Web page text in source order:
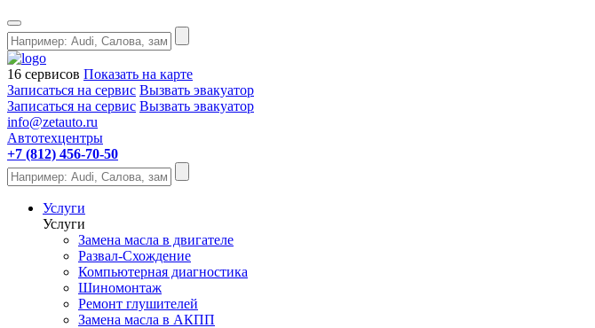
16 сервисов Показать на карте
Записаться на сервис Вызвать эвакуатор
Записаться на сервис Вызвать эвакуатор
info@zetauto.ru
Автотехцентры
+7 (812) 456-70-50
Услуги
Услуги
Замена масла в двигателе
Развал-Схождение
Компьютерная диагностика
Шиномонтаж
Ремонт глушителей
Замена масла в АКПП